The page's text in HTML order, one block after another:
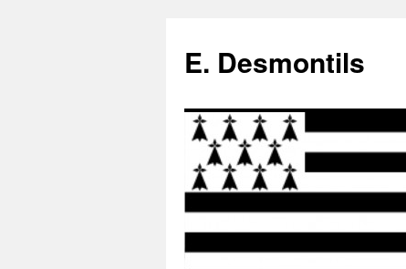
E. Desmontils